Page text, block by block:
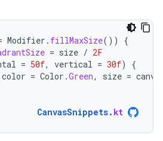
Modifier . fillMaxSize())
{
= size / 2F
= 50f, vertical = 30f)
{
color = Color .Green, size =
CanvasSnippets. kt